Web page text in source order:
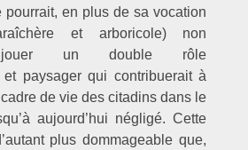
pourrait, en plus de sa vocation
et arboricole) non
jouer un double rôle
et paysager qui contribuerait à
cadre de vie des citadins dans le
aujourd’hui négligé. Cette
plus dommageable que,